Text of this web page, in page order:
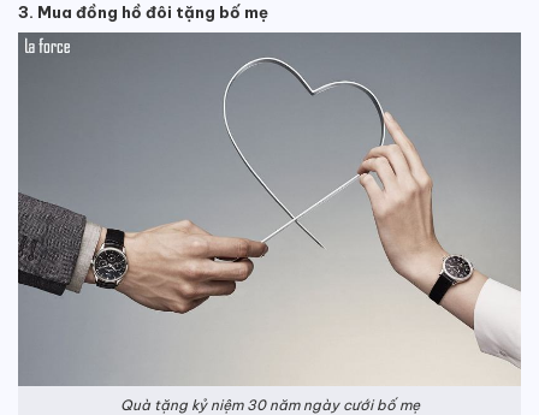
3. Mua đồng hồ đôi tặng bố mẹ
Quà tặng kỷ niệm 30 năm ngày cưới bố mẹ